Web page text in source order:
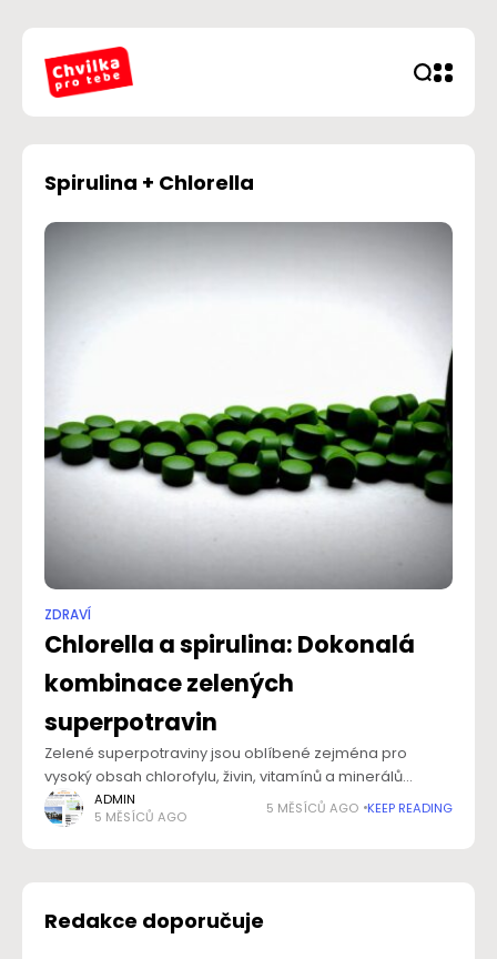
Spirulina + Chlorella
ZDRAVÍ
Chlorella a spirulina: Dokonalá
kombinace zelených
superpotravin
Zelené superpotraviny jsou oblíbené zejména pro
vysoký obsah chlorofylu, živin, vitamínů a minerálů
podporujících detoxikaci, energii a imunitu. Vsaďte
na přírodní produkty s osvědčenou kombinací chlorelly
ADMIN
5 MĚSÍCŮ AGO
5 MĚSÍCŮ AGO KEEP READING
Redakce doporučuje